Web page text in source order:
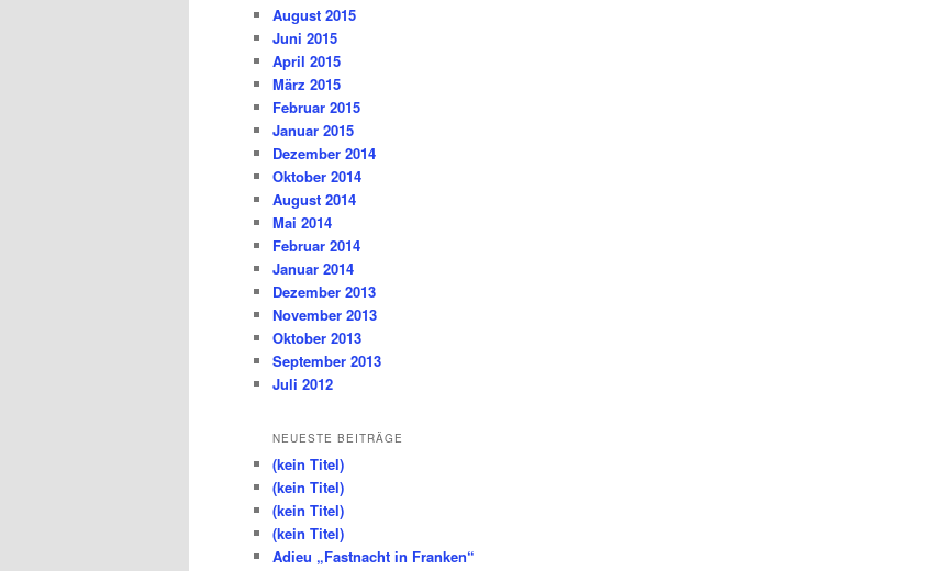
August 2015
Juni 2015
April 2015
März 2015
Februar 2015
Januar 2015
Dezember 2014
Oktober 2014
August 2014
Mai 2014
Februar 2014
Januar 2014
Dezember 2013
November 2013
Oktober 2013
September 2013
Juli 2012
NEUESTE BEITRÄGE
(kein Titel)
(kein Titel)
(kein Titel)
(kein Titel)
Adieu „Fastnacht in Franken“